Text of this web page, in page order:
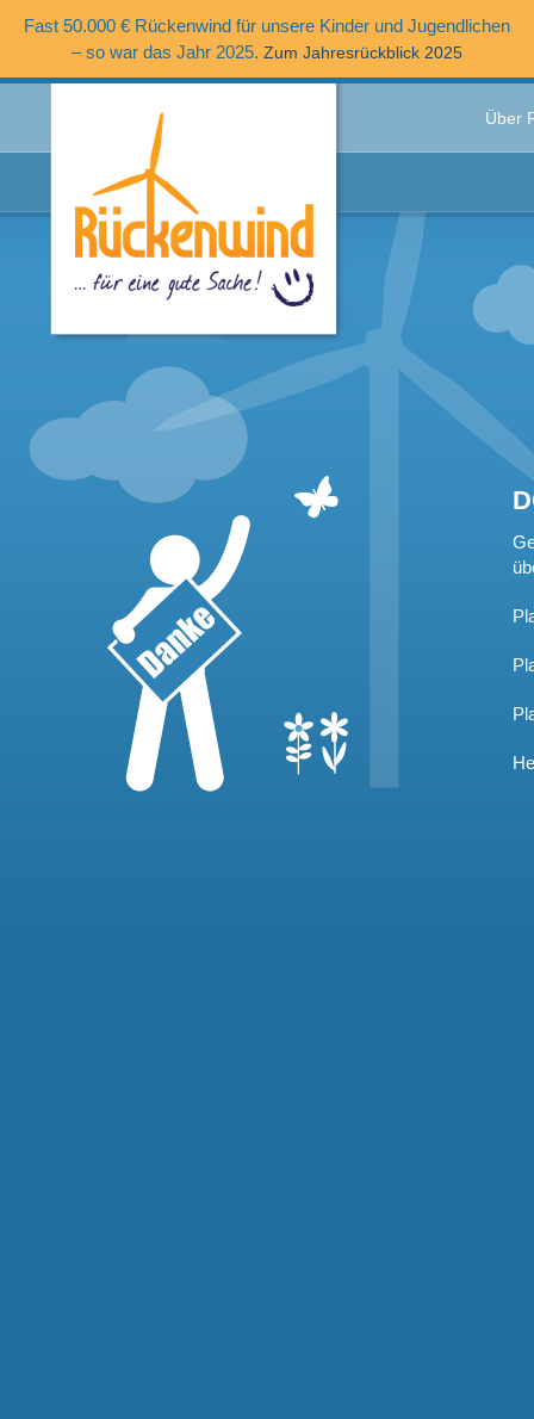
Fast 50.000 € Rückenwind für unsere Kinder und Jugendlichen
– so war das Jahr 2025. Zum Jahresrückblick 2025
Über